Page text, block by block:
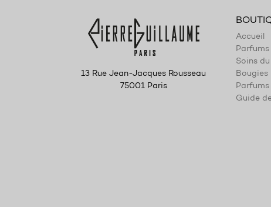
Santal
Sec
Sombre
13 Rue Jean-Jacques Rousseau
75001 Paris
Accueil
Parfums
Soins
Bougies
Parfums
Guide